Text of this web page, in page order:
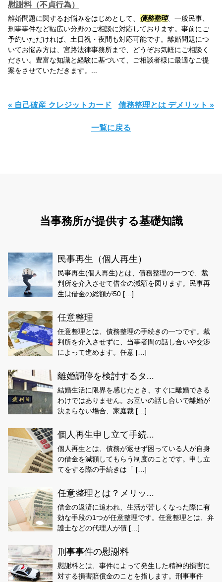
慰謝料（不貞行為）
離婚問題に関するお悩みをはじめとして、 債務整理、一般民事、
刑事事件など幅広い分野のご相談に対応しております。事前にご
予約いただければ、土日祝・夜間も対応可能です。離婚問題につ
いてお悩み方は、宮路法律事務所まで、どうぞお気軽にご相談く
ださい。豊富な知識と経験に基づいて、ご相談者様に最適なご提
案をさせていただきます。...
« 自己破産 クレジットカード 債務整理とは デメリット »
一覧に戻る
当事務所が提供する基礎知識
民事再生（個人再生）
民事再生(個人再生)とは、債務整理の一つで、裁
判所を介入させて借金の減額を図ります。民事再
生は借金の総額が50 […]
任意整理
任意整理とは、債務整理の手続きの一つです。裁
判所を介入させずに、当事者間の話し合いや交渉
によって進めます。任意 […]
離婚調停を検討するタ...
結婚生活に限界を感じたとき、すぐに離婚できる
わけではありません。お互いの話し合いで離婚が
決まらない場合、家庭裁 […]
個人再生申し立て手続...
個人再生とは、債務が返せず困っている人が自身
の借金を減額してもらう制度のことです。申し立
てをする際の手続きは「 […]
任意整理とは？メリッ...
借金の返済に追われ、生活が苦しくなった際に有
効な手段の1つが任意整理です。任意整理とは、弁
護士などの代理人が債 […]
刑事事件の慰謝料
慰謝料とは、事件によって発生した精神的損害に
対する損害賠償金のことを指します。刑事事件